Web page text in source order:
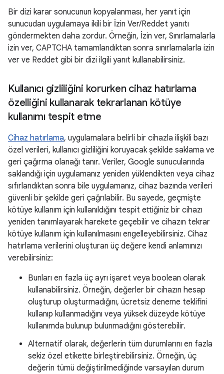
Bir dizi karar sonucunun kopyalanması, her yanıt için
sunucudan uygulamaya ikili bir İzin Ver/Reddet yanıtı
göndermekten daha zordur. Örneğin, İzin ver, Sınırlamalarla
izin ver, CAPTCHA tamamlandıktan sonra sınırlamalarla izin
ver ve Reddet gibi bir dizi ilgili yanıt kullanabilirsiniz.
Kullanıcı gizliliğini korurken cihaz hatırlama
özelliğini kullanarak tekrarlanan kötüye
kullanımı tespit etme
Cihaz hatırlama, uygulamalara belirli bir cihazla ilişkili bazı
özel verileri, kullanıcı gizliliğini koruyacak şekilde saklama ve
geri çağırma olanağı tanır. Veriler, Google sunucularında
saklandığı için uygulamanız yeniden yüklendikten veya cihaz
sıfırlandıktan sonra bile uygulamanız, cihaz bazında verileri
güvenli bir şekilde geri çağrılabilir. Bu sayede, geçmişte
kötüye kullanım için kullanıldığını tespit ettiğiniz bir cihazı
yeniden tanımlayarak harekete geçebilir ve cihazın tekrar
kötüye kullanım için kullanılmasını engelleyebilirsiniz. Cihaz
hatırlama verilerini oluşturan üç değere kendi anlamınızı
verebilirsiniz:
Bunları en fazla üç ayrı işaret veya boolean olarak
kullanabilirsiniz. Örneğin, değerler bir cihazın hesap
oluşturup oluşturmadığını, ücretsiz deneme teklifini
kullanıp kullanmadığını veya yüksek düzeyde kötüye
kullanımda bulunup bulunmadığını gösterebilir.
Alternatif olarak, değerlerin tüm durumlarını en fazla
sekiz özel etikette birleştirebilirsiniz. Örneğin, üç
değerin tümü değiştirilmediğinde varsayılan durum